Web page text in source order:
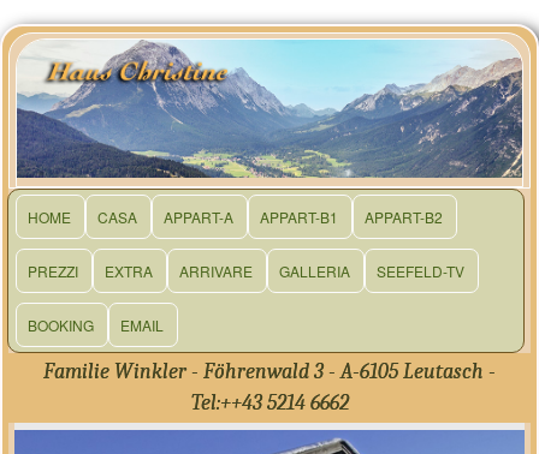
HOME CASA APPART-A APPART-B1 APPART-B2
PREZZI EXTRA ARRIVARE GALLERIA SEEFELD-TV
BOOKING EMAIL
Familie Winkler - Föhrenwald 3 - A-6105 Leutasch -
Tel:++43 5214 6662